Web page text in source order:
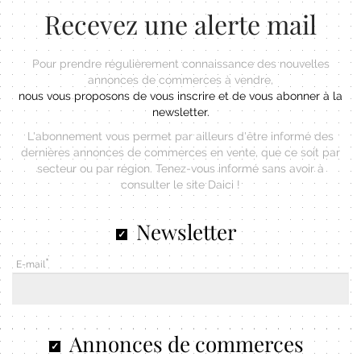
Recevez une alerte mail
Pour prendre régulièrement connaissance des nouvelles
annonces de commerces à vendre,
nous vous proposons de vous inscrire et de vous abonner à la
newsletter.
L'abonnement vous permet par ailleurs d'être informé des
dernières annonces de commerces en vente, que ce soit par
secteur ou par région. Tenez-vous informé sans avoir à
consulter le site Daici !
Newsletter
E-mail
Annonces de commerces